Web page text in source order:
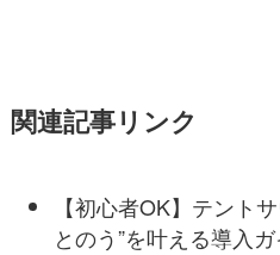
関連記事リンク
【初心者OK】テント
とのう”を叶える導入